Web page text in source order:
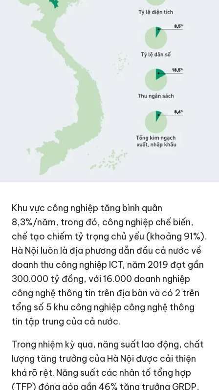
Khu vực công nghiệp tăng bình quân
8,3%/năm, trong đó, công nghiệp chế biến,
chế tạo chiếm tỷ trọng chủ yếu (khoảng 91%).
Hà Nội luôn là địa phương dẫn đầu cả nước về
doanh thu công nghiệp ICT, năm 2019 đạt gần
300.000 tỷ đồng, với 16.000 doanh nghiệp
công nghệ thông tin trên địa bàn và có 2 trên
tổng số 5 khu công nghiệp công nghệ thông
tin tập trung của cả nước.
Trong nhiệm kỳ qua, năng suất lao động, chất
lượng tăng trưởng của Hà Nội được cải thiện
khá rõ rệt. Năng suất các nhân tố tổng hợp
(TFP) đóng góp gần 46% tăng trưởng GRDP,